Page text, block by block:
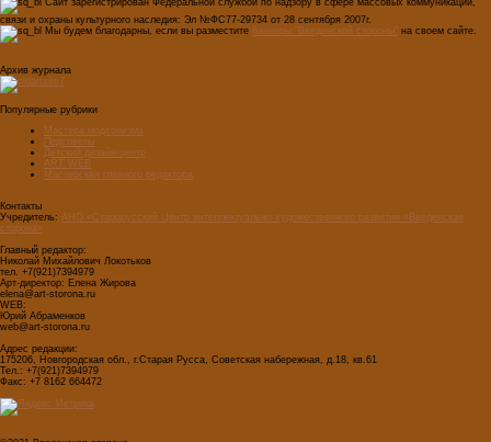
связи и охраны культурного наследия: Эл №ФС77-29734 от 28 сентября 2007г.
Мы будем благодарны, если вы разместите баннеры "Введенской стороны" на своем сайте.
Архив журнала
Популярные рубрики
Мастера модернизма
Педсоветы
Детский дизайн-центр
ART WEB
Мастерская главного редактора
Контакты
Учредитель: АНО «Старорусский Центр интеллектуально-художественного развития «Введенская
сторона»
Главный редактор:
Николай Михайлович Локотьков
тел. +7(921)7394979
Арт-директор: Елена Жирова
elena@art-storona.ru
WEB:
Юрий Абраменков
web@art-storona.ru
Адрес редакции:
175206, Новгородская обл., г.Старая Русса, Советская набережная, д.18, кв.61
Тел.: +7(921)7394979
Факс: +7 8162 664472